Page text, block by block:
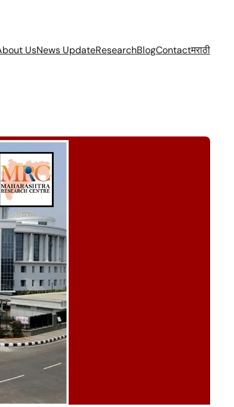
UsNews UpdateResearchBlogContactमराठी